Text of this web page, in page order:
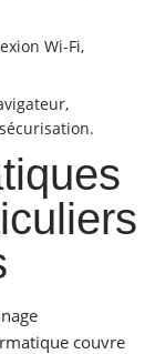
Wi-Fi,
couvre